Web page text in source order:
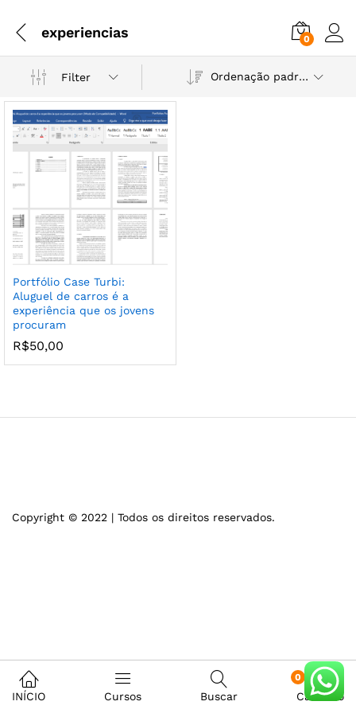
experiencias 0
Filter Ordenação padrão
Portfólio Case Turbi:
Aluguel de carros é a
experiência que os jovens
procuram
R$50,00
Copyright © 2022 | Todos os direitos reservados.
INÍCIO Cursos Buscar
0
Carrinho